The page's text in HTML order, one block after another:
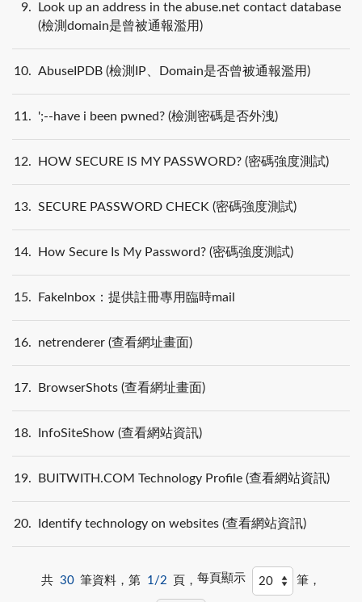
9
Look up an address in the abuse.net contact database
(檢測domain是曾被通報濫用)
10 AbuseIPDB (檢測IP、Domain是否曾被通報濫用)
11 ';--have i been pwned? (檢測密碼是否外洩)
12 HOW SECURE IS MY PASSWORD? (密碼強度測試)
13 SECURE PASSWORD CHECK (密碼強度測試)
14 How Secure Is My Password? (密碼強度測試)
15 FakeInbox：提供註冊專用臨時mail
16 netrenderer (查看網址畫面)
17 BrowserShots (查看網址畫面)
18 InfoSiteShow (查看網站資訊)
19 BUITWITH.COM Technology Profile (查看網站資訊)
20 Identify technology on websites (查看網站資訊)
共 30 筆資料，第 1/2 頁， 每頁顯示 筆，